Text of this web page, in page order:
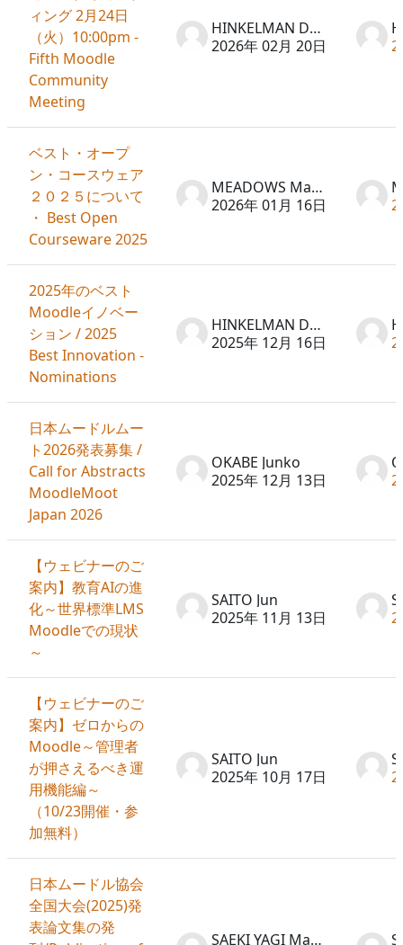
ィング 2月24日
（火）10:00pm -
Fifth Moodle
Community
Meeting
HINKELMAN Don
2026年 02月 20日
ベスト・オープ
ン・コースウェア
２０２５について
・ Best Open
Courseware 2025
MEADOWS Martin
2026年 01月 16日
2025年のベスト
Moodleイノベー
ション / 2025
Best Innovation -
Nominations
HINKELMAN Don
2025年 12月 16日
日本ムードルムー
ト2026発表募集 /
Call for Abstracts
MoodleMoot
Japan 2026
OKABE Junko
2025年 12月 13日
【ウェビナーのご
案内】教育AIの進
化～世界標準LMS
Moodleでの現状
～
SAITO Jun
2025年 11月 13日
【ウェビナーのご
案内】ゼロからの
Moodle～管理者
が押さえるべき運
用機能編～
（10/23開催・参
加無料）
SAITO Jun
2025年 10月 17日
日本ムードル協会
全国大会(2025)発
表論文集の発
SAEKI YAGI Machiko